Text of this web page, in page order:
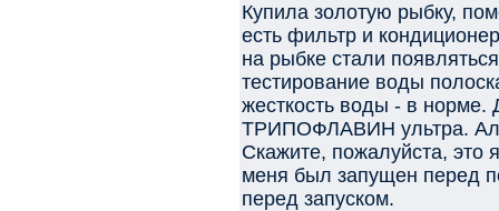
Купила золотую рыбку,
есть фильтр и
на рыбке стали
тестирование воды
жесткость воды - в норме.
ТРИПОФЛАВИН ультра.
Скажите, пожалуйста, это
меня был запущен перед
перед запуском.